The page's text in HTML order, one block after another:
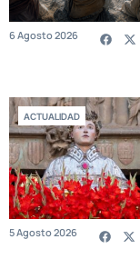
6 Agosto 2026
ACTUALIDAD
5 Agosto 2026